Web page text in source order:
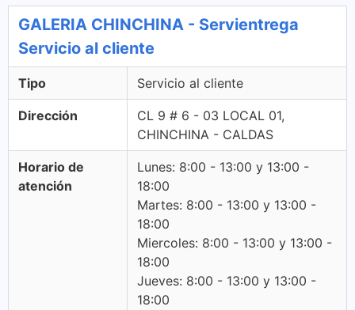
GALERIA CHINCHINA - Servientrega
Servicio al cliente
Tipo Servicio al cliente
Dirección
CL 9 # 6 - 03 LOCAL 01,
CHINCHINA - CALDAS
Horario de
atención
Lunes: 8:00 - 13:00 y 13:00 -
18:00
Martes: 8:00 - 13:00 y 13:00 -
18:00
Miercoles: 8:00 - 13:00 y 13:00 -
18:00
Jueves: 8:00 - 13:00 y 13:00 -
18:00